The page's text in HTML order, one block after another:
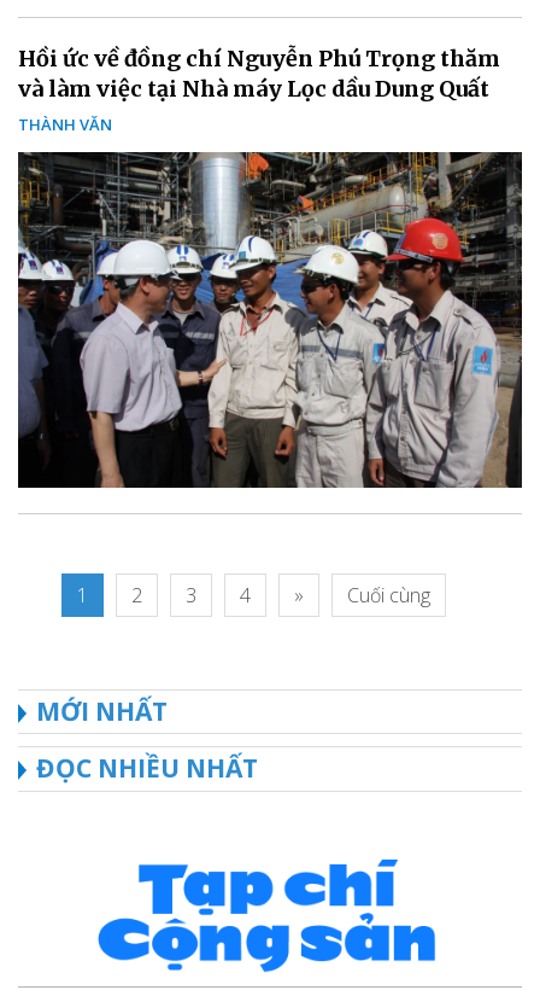
Hồi ức về đồng chí Nguyễn Phú Trọng thăm
và làm việc tại Nhà máy Lọc dầu Dung Quất
THÀNH VĂN
1 2 3 4 » Cuối cùng
MỚI NHẤT
ĐỌC NHIỀU NHẤT